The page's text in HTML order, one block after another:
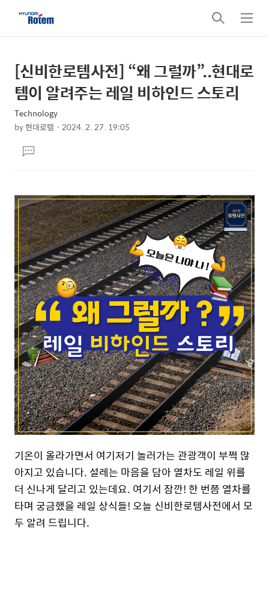
검
색
메
뉴
상
세
컨
텐
본
문
제
목
[신비한로템사전] “왜 그럴까”..현대로
템이 알려주는 레일 비하인드 스토리
Technology
by현대로템 2024. 2. 27. 19:05
문댓
글
기온이 올라가면서 여기저기 놀러가는 관광객이 부쩍 많
아지고 있습니다. 설레는 마음을 담아 열차도 레일 위를
더 신나게 달리고 있는데요. 여기서 잠깐! 한 번쯤 열차를
타며 궁금했을 레일 상식들! 오늘 신비한로템사전에서 모
두 알려 드립니다.